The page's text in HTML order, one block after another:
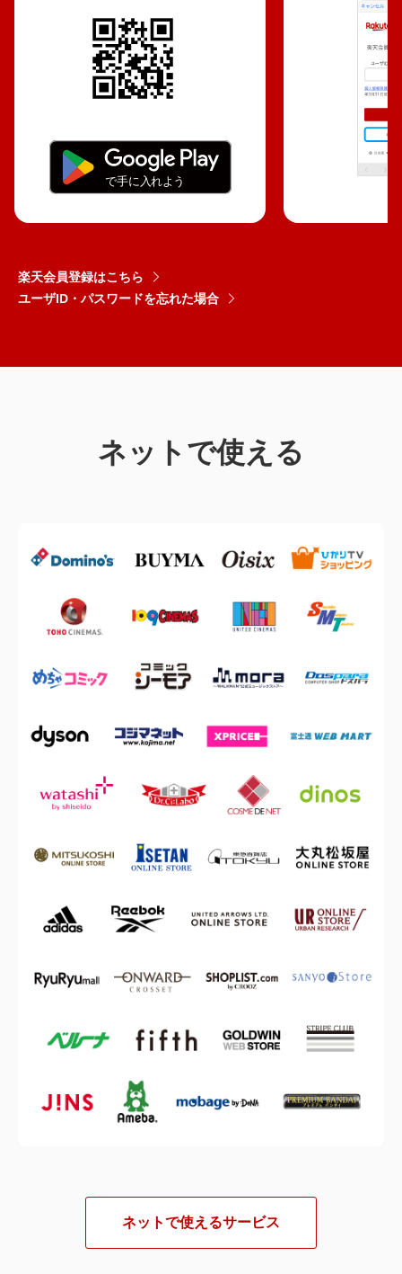
楽天会員登録はこちら
ユーザID・パスワードを忘れた場合
ネットで使える
ネットで使えるサービス